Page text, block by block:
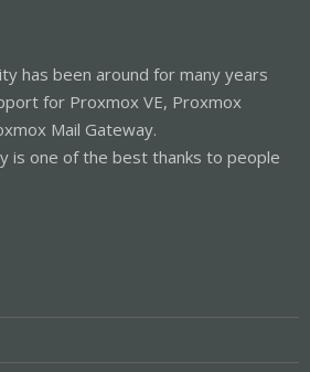
has been around for many years
for Proxmox VE, Proxmox
Mail Gateway.
is one of the best thanks to people